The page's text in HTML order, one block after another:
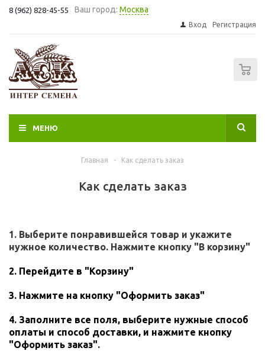
8 (962) 828-45-55 Ваш город: Москва
Вход Регистрация
МЕНЮ
Главная - Как сделать заказ
Как сделать заказ
1. Выберите понравившейся товар и укажите
нужное количество. Нажмите кнопку "В корзину"
2. Перейдите в "Корзину"
3. Нажмите на кнопку "Оформить заказ"
4. Заполните все поля, выберите нужные способ
оплаты и способ доставки, и нажмите кнопку
"Оформить заказ".